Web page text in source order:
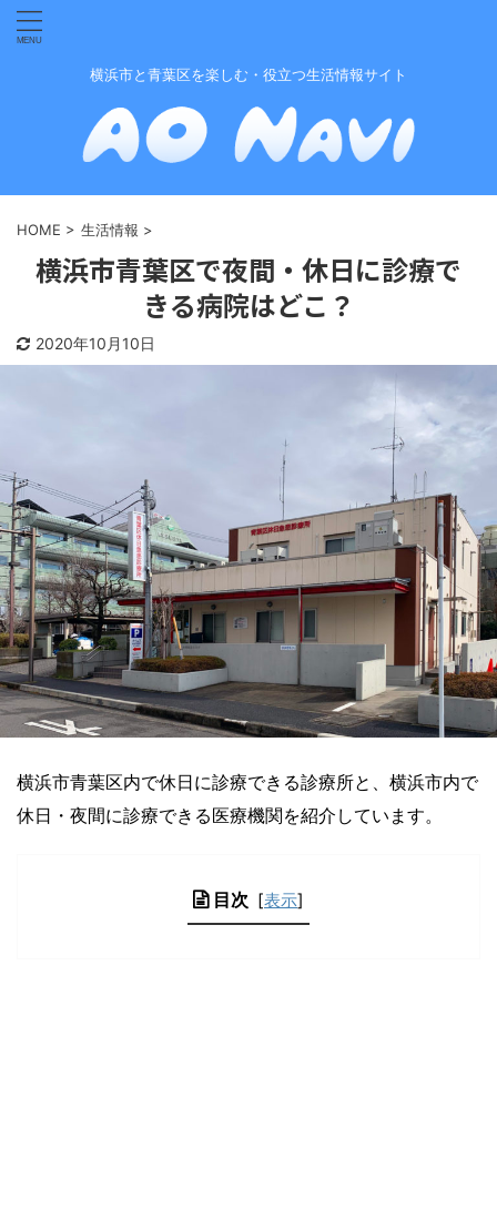
横浜市と青葉区を楽しむ・役立つ生活情報サイト
HOME > 生活情報 >
横浜市青葉区で夜間・休日に診療で
きる病院はどこ？
2020年10月10日
横浜市青葉区内で休日に診療できる診療所と、横浜市内で
休日・夜間に診療できる医療機関を紹介しています。
目次 [表示]